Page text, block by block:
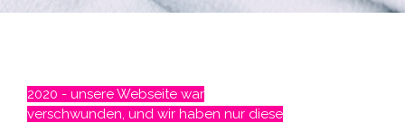
2020 - unsere Webseite war
verschwunden, und wir haben nur diese